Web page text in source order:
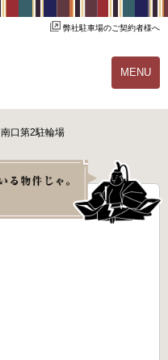
弊社駐車場のご契約者様へ
MENU
ご契約の流れ
駐輪場オーナー様へ
南口第2駐輪場